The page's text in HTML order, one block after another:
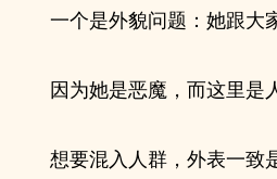
一个是外貌问题：她跟大
因为她是恶魔，而这里是
想要混入人群，外表一致